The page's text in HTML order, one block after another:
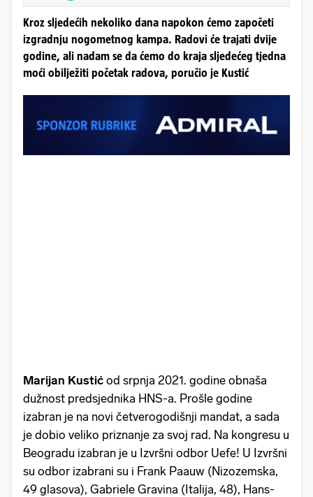
Kroz sljedećih nekoliko dana napokon ćemo započeti
izgradnju nogometnog kampa. Radovi će trajati dvije
godine, ali nadam se da ćemo do kraja sljedećeg tjedna
moći obilježiti početak radova, poručio je Kustić
Marijan Kustić od srpnja 2021. godine obnaša
dužnost predsjednika HNS-a. Prošle godine
izabran je na novi četverogodišnji mandat, a sada
je dobio veliko priznanje za svoj rad. Na kongresu u
Beogradu izabran je u Izvršni odbor Uefe! U Izvršni
su odbor izabrani su i Frank Paauw (Nizozemska,
49 glasova), Gabriele Gravina (Italija, 48), Hans-